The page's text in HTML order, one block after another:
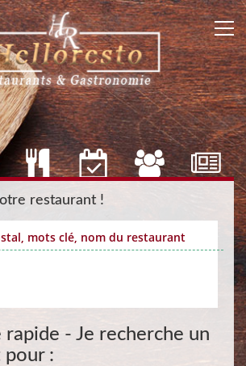
restaurant !
rapide - Je recherche un
pour :